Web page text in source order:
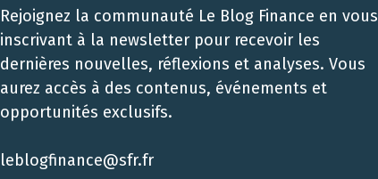
Rejoignez la communauté Le Blog Finance en vous
inscrivant à la newsletter pour recevoir les
dernières nouvelles, réflexions et analyses. Vous
aurez accès à des contenus, événements et
opportunités exclusifs.
leblogfinance@sfr.fr